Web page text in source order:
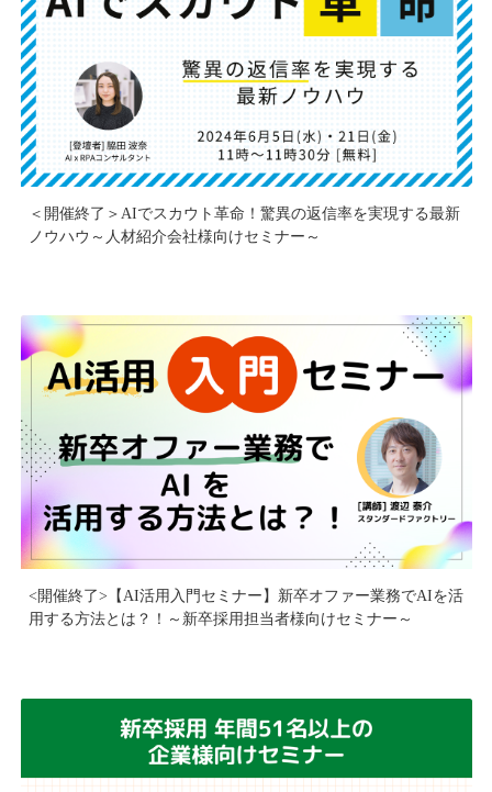
＜開催終了＞AIでスカウト革命！驚異の返信率を実現する最新
ノウハウ～人材紹介会社様向けセミナー～
<開催終了>【AI活用入門セミナー】新卒オファー業務でAIを活
用する方法とは？！～新卒採用担当者様向けセミナー～